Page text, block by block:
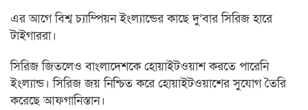
এর আগে বিশ্ব চ্যাম্পিয়ন ইংল্যান্ডের কাছে দু’বার সিরিজ হারে
টাইগাররা।
সিরিজ জিতলেও বাংলাদেশকে হোয়াইটওয়াশ করতে পারেনি
ইংল্যান্ড। সিরিজ জয় নিশ্চিত করে হোয়াইটওয়াশের সুযোগ তৈরি
করেছে আফগানিস্তান।